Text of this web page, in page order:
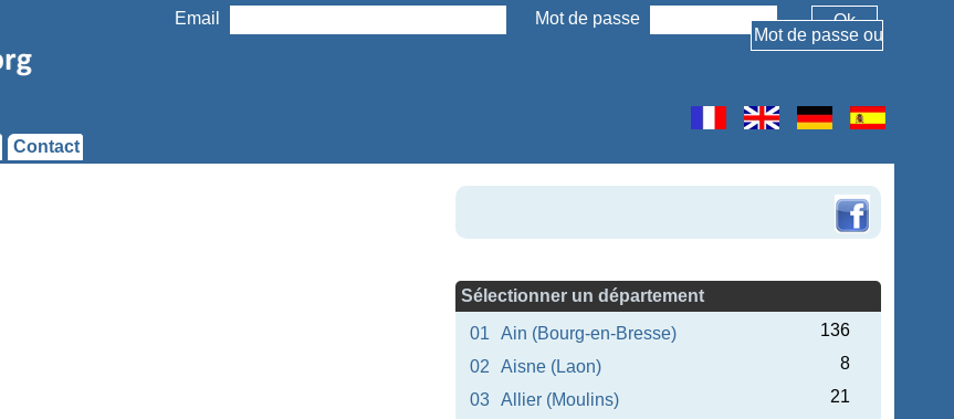
Email Mot de passe
Contact
Sélectionner un département
01
Ain (Bourg-en-Bresse)
136
02
Aisne (Laon)
8
03
Allier (Moulins)
21